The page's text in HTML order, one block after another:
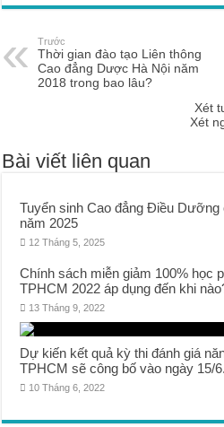
Trước
Thời gian đào tạo Liên thông
Cao đẳng Dược Hà Nội năm
2018 trong bao lâu?
Xét
Xét
Bài viết liên quan
Tuyển sinh Cao đẳng Điều Dưỡng
năm 2025
12 Tháng 5, 2025
Chính sách miễn giảm 100% học
TPHCM 2022 áp dụng đến khi
13 Tháng 9, 2022
Dự kiến kết quả kỳ thi đánh giá
TPHCM sẽ công bố vào ngày 15/6.
10 Tháng 6, 2022